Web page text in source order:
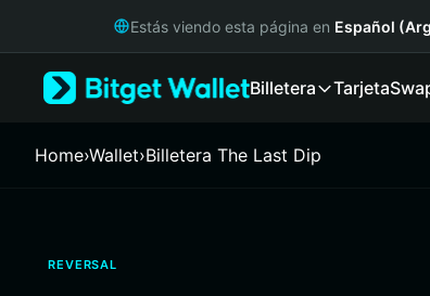
Русский
Italiano
繁體中文
Estás viendo esta página en Español
Billetera Tarjeta
Home›Wallet›Billetera The Last Dip
REVERSAL